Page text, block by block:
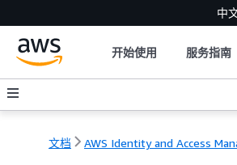
中
开始使用 服务指南
文档 AWS Identity and Access